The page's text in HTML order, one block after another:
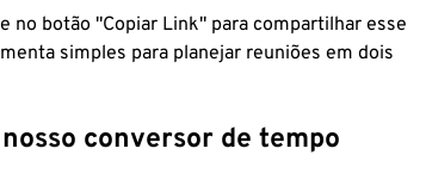
no botão "Copiar Link" para compartilhar esse
simples para planejar reuniões em dois
conversor de tempo